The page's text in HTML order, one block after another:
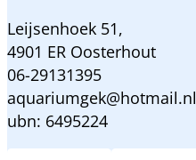
Leijsenhoek 51,
4901 ER Oosterhout
06-29131395
aquariumgek@hotmail.nl
ubn: 6495224